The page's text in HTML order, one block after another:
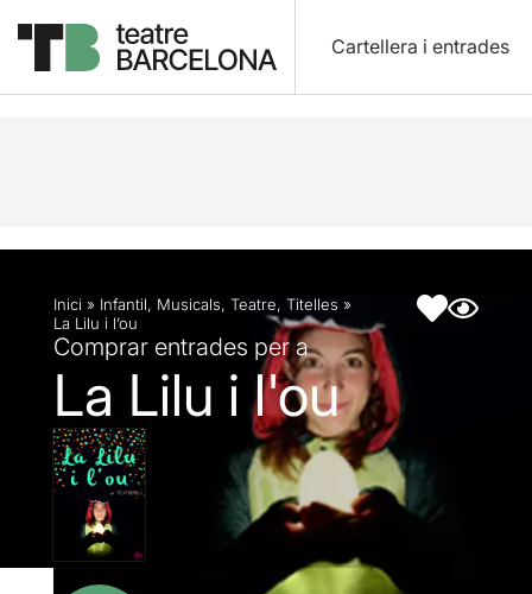
Cartellera i entrades
Descripció Fitxa artística
Inici » Infantil, Musicals, Teatre, Titelles »
La Lilu i l’ou
Comprar entrades per a
La Lilu i l'ou